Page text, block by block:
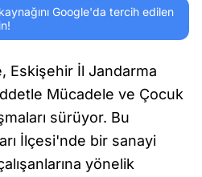
kaynağını Google'da tercih edilen
Eskişehir İl Jandarma
Mücadele ve Çocuk
sürüyor. Bu
İlçesi'nde bir sanayi
yönelik